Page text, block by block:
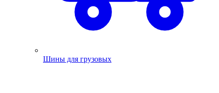
Шины для грузовых